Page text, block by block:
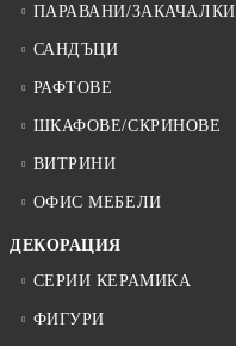
ПАРАВАНИ/ЗАКАЧАЛКИ
САНДЪЦИ
РАФТОВЕ
ШКАФОВЕ/СКРИНОВЕ
ВИТРИНИ
ОФИС МЕБЕЛИ
ДЕКОРАЦИЯ
СЕРИИ КЕРАМИКА
ФИГУРИ